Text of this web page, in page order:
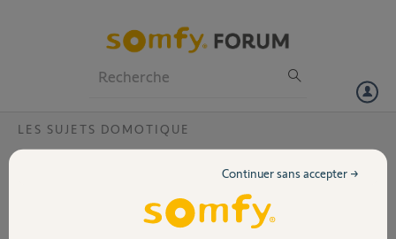
Volet
LES SUJETS DOMOTIQUE
connexion tahoma v2 impossible.
je ne parviens pas à reconnecter ma box aprés passage à nouvelle
version, voici la réponse que j'obtiens : Ce code PIN est correct mais
Continuer sans accepter →